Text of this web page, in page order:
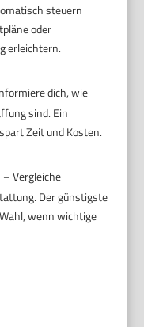
steuern
oder
erleichtern.
dich, wie
sind. Ein
Zeit und Kosten.
– Vergleiche
Der günstigste
wenn wichtige